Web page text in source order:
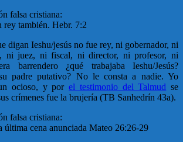
falsa cristiana:
rey también. Hebr. 7:2
digan Ieshu/jesús no fue rey, ni gobernador, ni
ni juez, ni fiscal, ni director, ni profesor, ni
barrendero ¿qué trabajaba Ieshu/Jesús?
padre putativo? No le consta a nadie. Yo
ocioso, y porel testimonio del Talmud se
crímenes fue la brujería (TB Sanhedrín 43a).
falsa cristiana:
última cena anunciada Mateo 26:26-29